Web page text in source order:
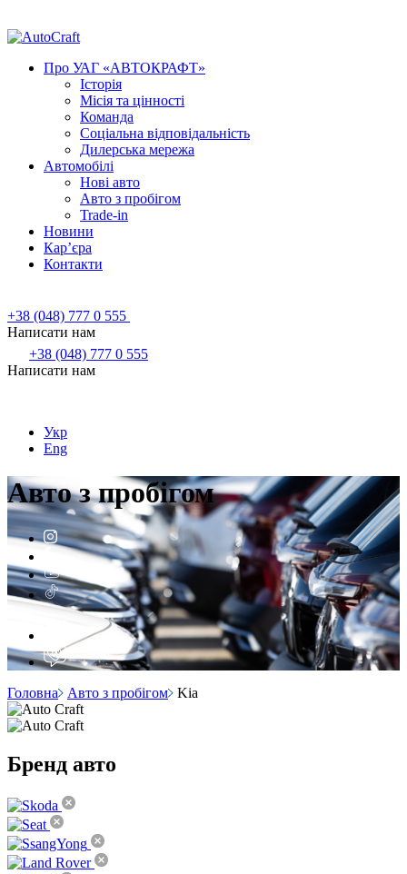
Про УАГ «АВТОКРАФТ»
Історія
Місія та цінності
Команда
Соціальна відповідальність
Дилерська мережа
Автомобілі
Нові авто
Авто з пробігом
Trade-in
Новини
Кар’єра
Контакти
+38 (048) 777 0 555
Написати нам
+38 (048) 777 0 555
Написати нам
Укр
Eng
Авто з пробігом
Головна Авто з пробігом Kia
Бренд авто